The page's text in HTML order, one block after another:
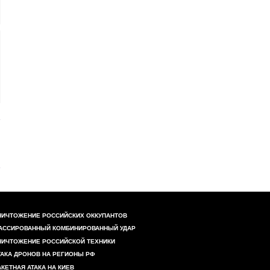
РОССИЙСКИХ ОККУПАНТОВ
КОМБИНИРОВАННЫЙ УДАР
РОССИЙСКОЙ ТЕХНИКИ
ДРОНОВ НА РЕГИОНЫ РФ
АТАКА НА КИЕВ